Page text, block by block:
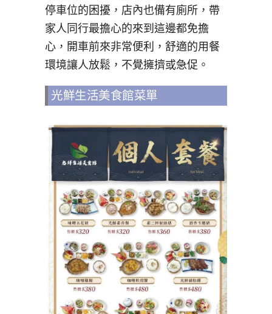
停車位的困擾，店內也備有廁所，帶
家人同行最擔心的來到這邊都免擔
心，開車前來非常便利，舒適的用餐
環境讓人放鬆，不覺擁擠或急促。
光鮮生活美食館菜單